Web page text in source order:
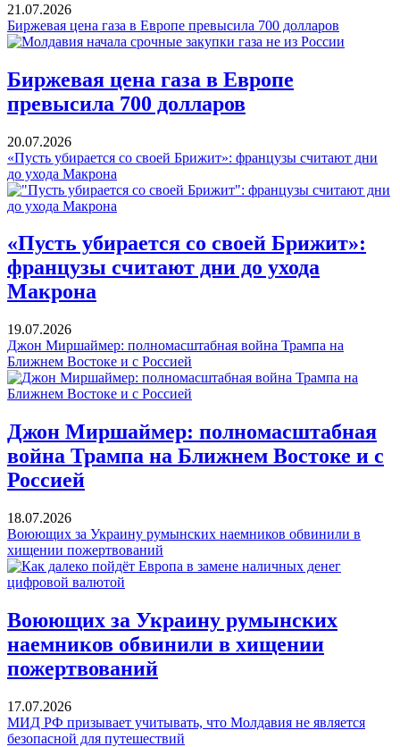
21.07.2026
Биржевая цена газа в Европе превысила 700 долларов
Биржевая цена газа в Европе
превысила 700 долларов
20.07.2026
«Пусть убирается со своей Брижит»: французы считают дни
до ухода Макрона
«Пусть убирается со своей Брижит»:
французы считают дни до ухода
Макрона
19.07.2026
Джон Миршаймер: полномасштабная война Трампа на
Ближнем Востоке и с Россией
Джон Миршаймер: полномасштабная
война Трампа на Ближнем Востоке и с
Россией
18.07.2026
Воюющих за Украину румынских наемников обвинили в
хищении пожертвований
Воюющих за Украину румынских
наемников обвинили в хищении
пожертвований
17.07.2026
МИД РФ призывает учитывать, что Молдавия не является
безопасной для путешествий